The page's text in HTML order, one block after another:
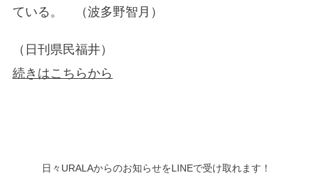
ている。 （波多野智月）
（日刊県民福井）
続きはこちらから
日々URALAからのお知らせをLINEで受け取れます！